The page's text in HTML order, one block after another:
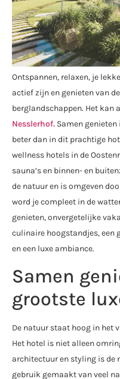
Ontspannen, relaxen, je
actief zijn en genieten van
berglandschappen. Het kan
Nesslerhof. Samen
beter dan in dit prachtige
wellness hotels in de
sauna’s en binnen- en
de natuur en is omgeven
word je compleet in de
genieten, onvergetelijke
culinaire hoogstandjes, een
en een luxe ambiance.
Samen
grootste
De natuur staat hoog in het
Het hotel is niet alleen
architectuur en styling is de
gebruik gemaakt van veel